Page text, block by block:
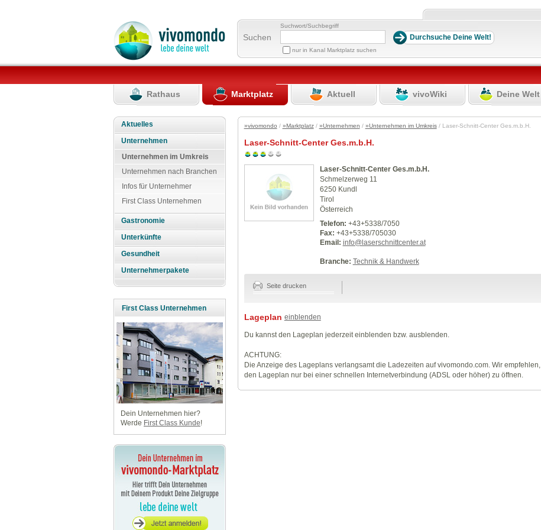
Suchen
Suchwort/Suchbegriff
nur in Kanal Marktplatz suchen
Rathaus Marktplatz Aktuell vivoWiki Deine Welt
Aktuelles
Unternehmen
Unternehmen im Umkreis
Unternehmen nach Branchen
Infos für Unternehmer
First Class Unternehmen
Gastronomie
Unterkünfte
Gesundheit
Unternehmerpakete
First Class Unternehmen
Dein Unternehmen hier?
Werde First Class Kunde!
»vivomondo / »Marktplatz/ »Unternehmen / »Unternehmen im Umkreis/ Laser-Schnitt-Center Ges.m.b.H.
Laser-Schnitt-Center Ges.m.b.H.
Laser-Schnitt-Center Ges.m.b.H.
Schmelzerweg 11
6250 Kundl
Tirol
Österreich
Telefon: +43+5338/7050
Fax: +43+5338/705030
Email: info@laserschnittcenter.at
Branche: Technik & Handwerk
Seite drucken
Lageplan einblenden
Du kannst den Lageplan jederzeit einblenden bzw. ausblenden.
ACHTUNG:
Die Anzeige des Lageplans verlangsamt die Ladezeiten auf vivomondo.com. Wir empfehlen,
den Lageplan nur bei einer schnellen Internetverbindung (ADSL oder höher) zu öffnen.